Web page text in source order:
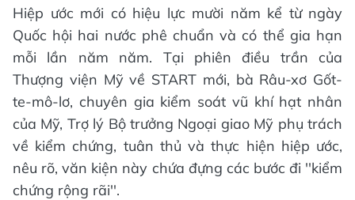
Hiệp ước mới có hiệu lực mười năm kể từ ngày
Quốc hội hai nước phê chuẩn và có thể gia hạn
mỗi lần năm năm. Tại phiên điều trần của
Thượng viện Mỹ về START mới, bà Râu-xơ Gốt-
te-mô-lơ, chuyên gia kiểm soát vũ khí hạt nhân
của Mỹ, Trợ lý Bộ trưởng Ngoại giao Mỹ phụ trách
về kiểm chứng, tuân thủ và thực hiện hiệp ước,
nêu rõ, văn kiện này chứa đựng các bước đi ''kiểm
chứng rộng rãi''.